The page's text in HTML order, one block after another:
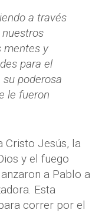
a través
nuestros
mentes y
para el
poderosa
le fueron
Cristo Jesús, la
y el fuego
a Pablo a
Esta
correr por el